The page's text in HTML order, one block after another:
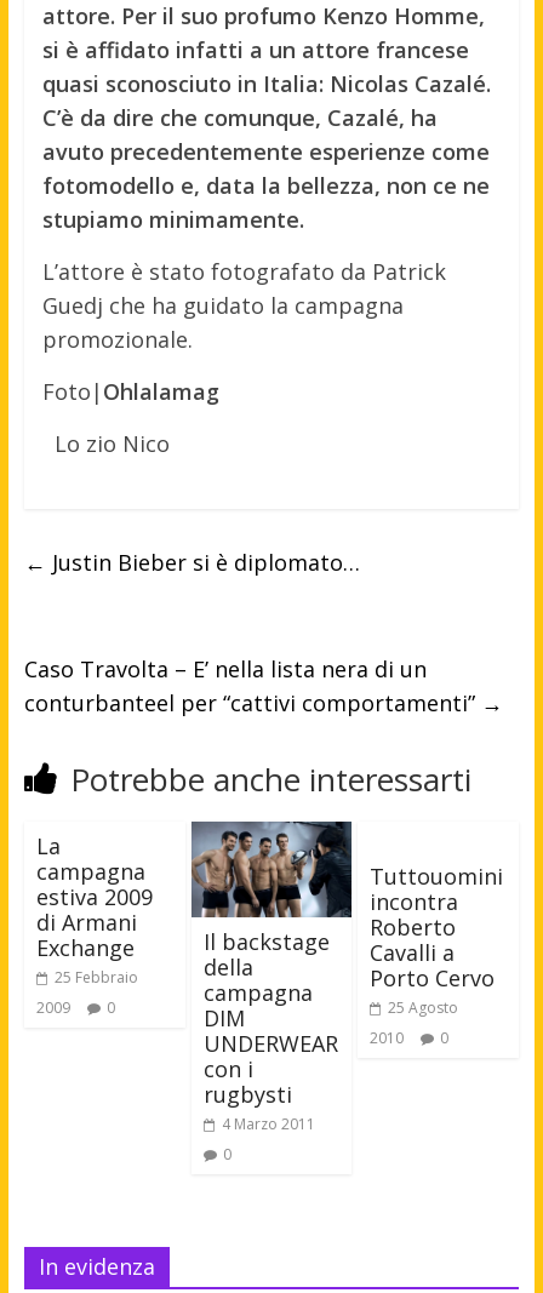
attore. Per il suo profumo Kenzo Homme,
si è affidato infatti a un attore francese
quasi sconosciuto in Italia: Nicolas Cazalé.
C’è da dire che comunque, Cazalé, ha
avuto precedentemente esperienze come
fotomodello e, data la bellezza, non ce ne
stupiamo minimamente.
L’attore è stato fotografato da Patrick
Guedj che ha guidato la campagna
promozionale.
Foto| Ohlalamag
Lo zio Nico
← Justin Bieber si è diplomato…
Caso Travolta – E’ nella lista nera di un
conturbanteel per “cattivi comportamenti” →
Potrebbe anche interessarti
La
campagna
estiva 2009
di Armani
Exchange
25 Febbraio
2009
0
Il backstage
della
campagna
DIM
UNDERWEAR
con i
rugbysti
4 Marzo 2011
0
Tuttouomini
incontra
Roberto
Cavalli a
Porto Cervo
25 Agosto
2010
0
In evidenza